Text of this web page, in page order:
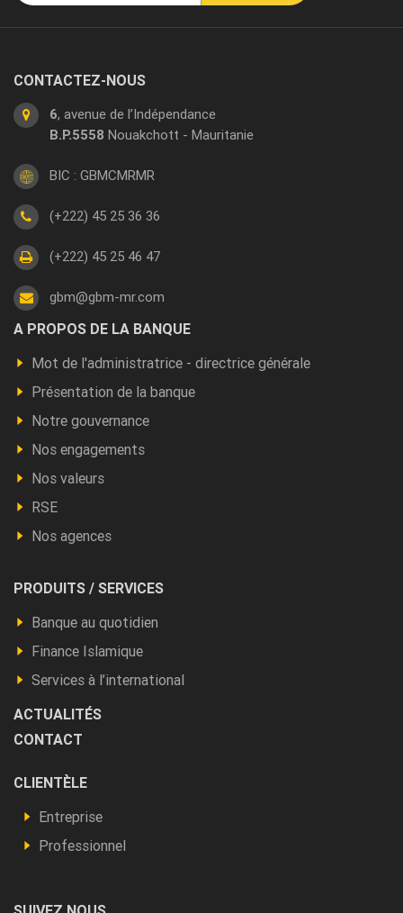
CONTACTEZ-NOUS
6, avenue de l’Indépendance
B.P.5558 Nouakchott - Mauritanie
BIC : GBMCMRMR
(+222) 45 25 36 36
(+222) 45 25 46 47
gbm@gbm-mr.com
Footer
a
propos
A PROPOS DE LA BANQUE
Mot de l'administratrice - directrice générale
Présentation de la banque
Notre gouvernance
Nos engagements
Nos valeurs
RSE
Nos agences
Footer
Produits
autres
PRODUITS / SERVICES
Banque au quotidien
Finance Islamique
Services à l’international
ACTUALITÉS
CONTACT
Footer
Vous
êtes
CLIENTÈLE
Entreprise
Professionnel